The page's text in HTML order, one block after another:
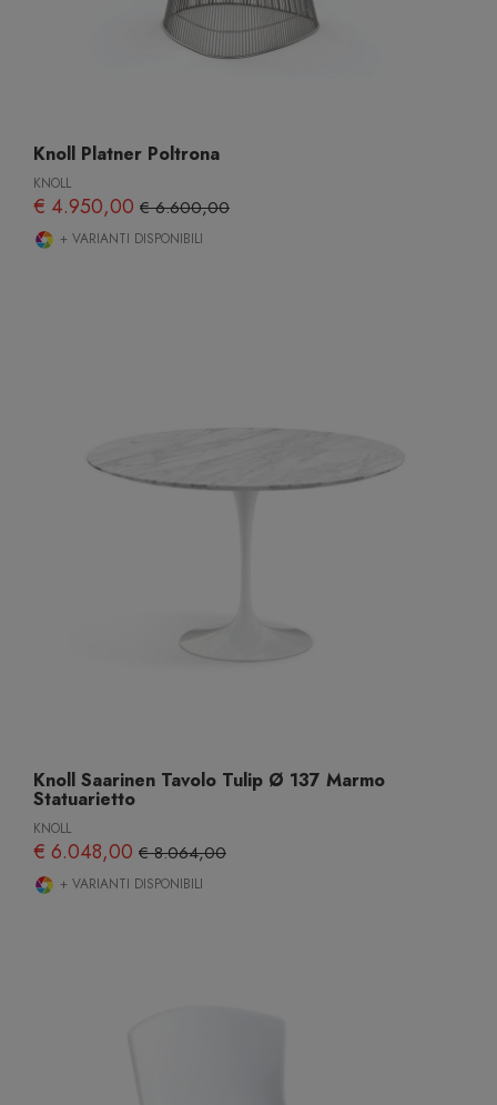
Knoll Platner Poltrona
KNOLL
€ 4.950,00 € 6.600,00
+ VARIANTI DISPONIBILI
Knoll Saarinen Tavolo Tulip Ø 137 Marmo
Statuarietto
KNOLL
€ 6.048,00 € 8.064,00
+ VARIANTI DISPONIBILI